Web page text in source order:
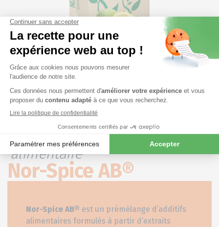
Notre extrait naturel d'agrumes
pour améliorer l'efficacité
alimentaire
Nor-Spice AB®
Nor-Spice AB® est un prémélange d’additifs
alimentaires formulés à partir d’extraits